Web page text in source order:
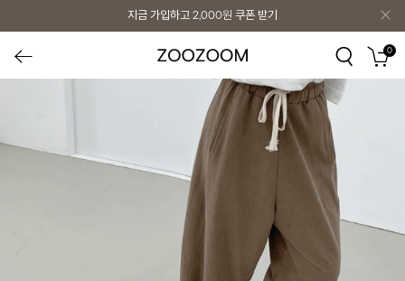
지금 가입하고 2,000원 쿠폰 받기
0